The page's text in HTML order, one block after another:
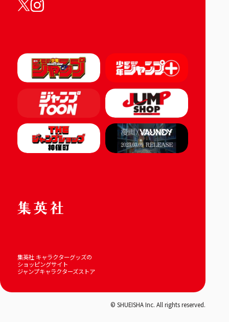
集英社 キャラクターグッズの
ショッピングサイト
ジャンプキャラクターズストア
© SHUEISHA Inc. All rights reserved.